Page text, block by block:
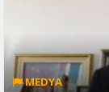
MEDYA